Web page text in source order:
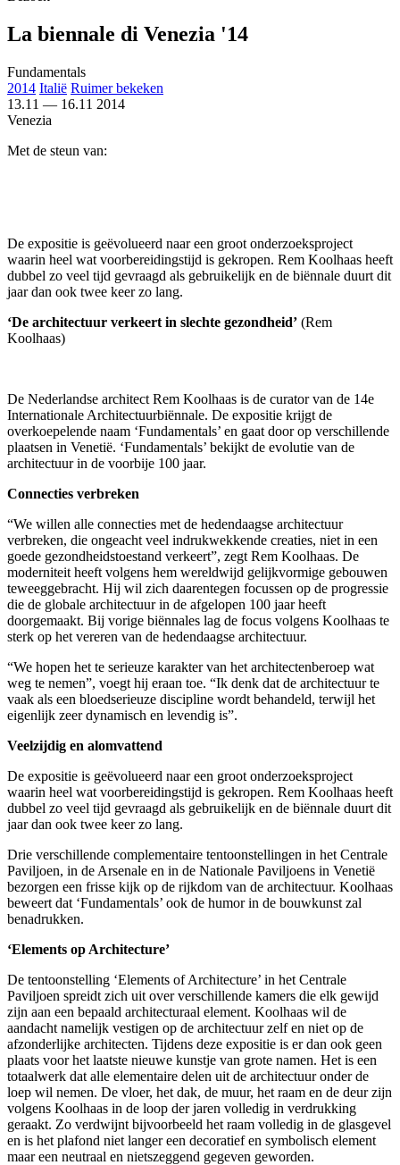
La biennale di Venezia '14
Fundamentals
2014 Italië Ruimer bekeken
13.11 — 16.11 2014
Venezia
Met de steun van:
De expositie is geëvolueerd naar een groot onderzoeksproject
waarin heel wat voorbereidingstijd is gekropen. Rem Koolhaas heeft
dubbel zo veel tijd gevraagd als gebruikelijk en de biënnale duurt dit
jaar dan ook twee keer zo lang.
‘De architectuur verkeert in slechte gezondheid’ (Rem
Koolhaas)
De Nederlandse architect Rem Koolhaas is de curator van de 14e
Internationale Architectuurbiënnale. De expositie krijgt de
overkoepelende naam ‘Fundamentals’ en gaat door op verschillende
plaatsen in Venetië. ‘Fundamentals’ bekijkt de evolutie van de
architectuur in de voorbije 100 jaar.
Connecties verbreken
“We willen alle connecties met de hedendaagse architectuur
verbreken, die ongeacht veel indrukwekkende creaties, niet in een
goede gezondheidstoestand verkeert”, zegt Rem Koolhaas. De
moderniteit heeft volgens hem wereldwijd gelijkvormige gebouwen
teweeggebracht. Hij wil zich daarentegen focussen op de progressie
die de globale architectuur in de afgelopen 100 jaar heeft
doorgemaakt. Bij vorige biënnales lag de focus volgens Koolhaas te
sterk op het vereren van de hedendaagse architectuur.
“We hopen het te serieuze karakter van het architectenberoep wat
weg te nemen”, voegt hij eraan toe. “Ik denk dat de architectuur te
vaak als een bloedserieuze discipline wordt behandeld, terwijl het
eigenlijk zeer dynamisch en levendig is”.
Veelzijdig en alomvattend
De expositie is geëvolueerd naar een groot onderzoeksproject
waarin heel wat voorbereidingstijd is gekropen. Rem Koolhaas heeft
dubbel zo veel tijd gevraagd als gebruikelijk en de biënnale duurt dit
jaar dan ook twee keer zo lang.
Drie verschillende complementaire tentoonstellingen in het Centrale
Paviljoen, in de Arsenale en in de Nationale Paviljoens in Venetië
bezorgen een frisse kijk op de rijkdom van de architectuur. Koolhaas
beweert dat ‘Fundamentals’ ook de humor in de bouwkunst zal
benadrukken.
‘Elements op Architecture’
De tentoonstelling ‘Elements of Architecture’ in het Centrale
Paviljoen spreidt zich uit over verschillende kamers die elk gewijd
zijn aan een bepaald architecturaal element. Koolhaas wil de
aandacht namelijk vestigen op de architectuur zelf en niet op de
afzonderlijke architecten. Tijdens deze expositie is er dan ook geen
plaats voor het laatste nieuwe kunstje van grote namen. Het is een
totaalwerk dat alle elementaire delen uit de architectuur onder de
loep wil nemen. De vloer, het dak, de muur, het raam en de deur zijn
volgens Koolhaas in de loop der jaren volledig in verdrukking
geraakt. Zo verdwijnt bijvoorbeeld het raam volledig in de glasgevel
en is het plafond niet langer een decoratief en symbolisch element
maar een neutraal en nietszeggend gegeven geworden.